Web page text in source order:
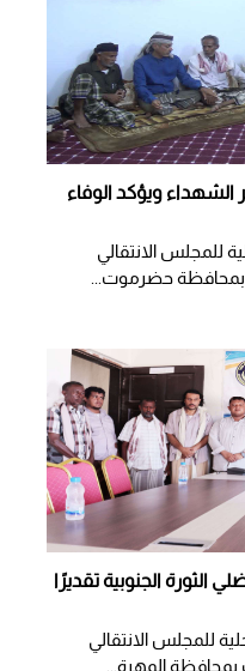
الشهداء ويؤكد الوفاء
للمجلس الانتقالي
بمحافظة حضرموت...
الثورة الجنوبية تقديرًا
للمجلس الانتقالي
المهرة...